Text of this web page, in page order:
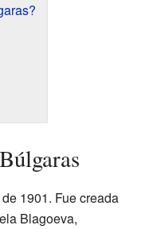
1901. Fue creada
Blagoeva,